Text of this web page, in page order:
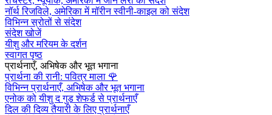
नॉर्थ रिजविले, अमेरिका में मॉरीन स्वीनी-काइल को संदेश
विभिन्न स्रोतों से संदेश
संदेश खोजें
यीशु और मरियम के दर्शन
स्वागत पृष्ठ
प्रार्थनाएँ, अभिषेक और भूत भगाना
प्रार्थना की रानी: पवित्र माला 🌹
विभिन्न प्रार्थनाएँ, अभिषेक और भूत भगाना
एनोक को यीशु द गुड शेफर्ड से प्रार्थनाएँ
दिल की दिव्य तैयारी के लिए प्रार्थनाएँ